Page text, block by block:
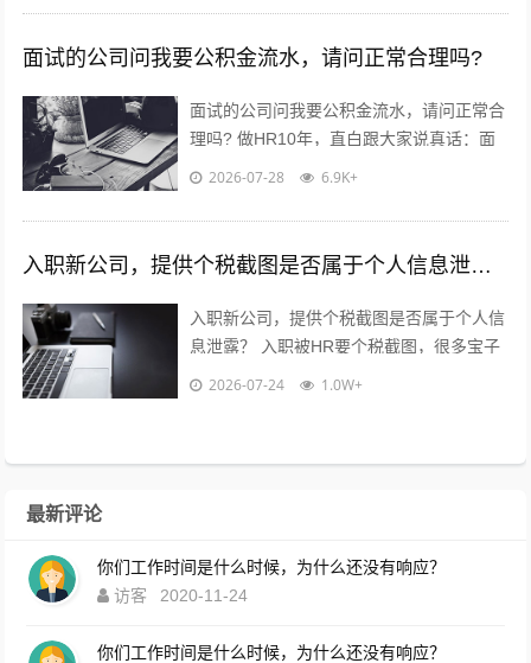
面试的公司问我要公积金流水，请问正常合理吗?
面试的公司问我要公积金流水，请问正常合
理吗? 做HR10年，直白跟大家说真话：面
试要公积金流水，很常见，但不是必须！不
2026-07-28 6.9K+
入职新公司，提供个税截图是否属于个人信息泄露？
入职新公司，提供个税截图是否属于个人信
息泄露？ 入职被HR要个税截图，很多宝子
都慌了：这算不算隐私泄露？到底能不能
2026-07-24 1.0W+
最新评论
你们工作时间是什么时候，为什么还没有响应？
访客
2020-11-24
你们工作时间是什么时候，为什么还没有响应？